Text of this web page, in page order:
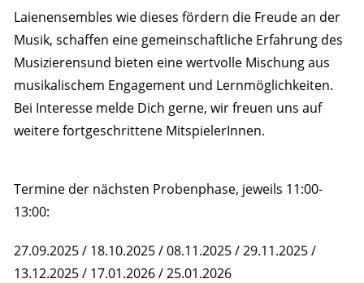
Laienensembles wie dieses fördern die Freude an der
Musik, schaffen eine gemeinschaftliche Erfahrung des
Musizierensund bieten eine wertvolle Mischung aus
musikalischem Engagement und Lernmöglichkeiten.
Bei Interesse melde Dich gerne, wir freuen uns auf
weitere fortgeschrittene MitspielerInnen.
Termine der nächsten Probenphase, jeweils 11:00-
13:00:
27.09.2025 / 18.10.2025 / 08.11.2025 / 29.11.2025 /
13.12.2025 / 17.01.2026 / 25.01.2026